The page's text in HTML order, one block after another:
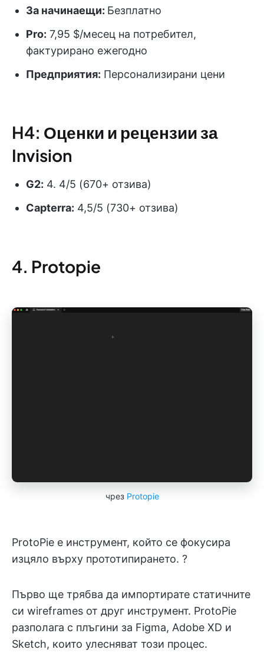
За начинаещи: Безплатно
Pro: 7,95 $/месец на потребител,
фактурирано ежегодно
Предприятия: Персонализирани цени
H4: Оценки и рецензии за
Invision
G2: 4. 4/5 (670+ отзива)
Capterra: 4,5/5 (730+ отзива)
4. Protopie
чрез Protopie
ProtoPie е инструмент, който се фокусира
изцяло върху прототипирането. ?
Първо ще трябва да импортирате статичните
си wireframes от друг инструмент. ProtoPie
разполага с плъгини за Figma, Adobe XD и
Sketch, които улесняват този процес.